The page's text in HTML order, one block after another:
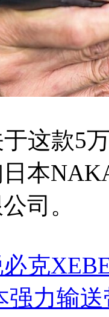
这款5
本
司。
必克
强力输